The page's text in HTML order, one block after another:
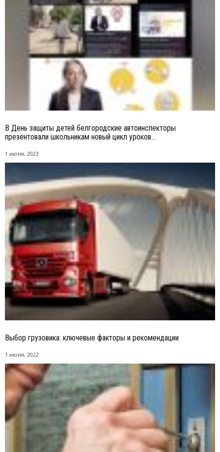
В День защиты детей белгородские автоинспекторы
презентовали школьникам новый цикл уроков...
1 июня, 2023
Выбор грузовика: ключевые факторы и рекомендации
1 июня, 2022